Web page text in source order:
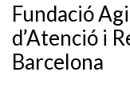
Fundació
d’Atenció i
Barcelona